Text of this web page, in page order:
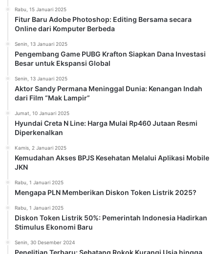
Rabu, 15 Januari 2025
Fitur Baru Adobe Photoshop: Editing Bersama secara
Online dari Komputer Berbeda
Senin, 13 Januari 2025
Pengembang Game PUBG Krafton Siapkan Dana Investasi
Besar untuk Ekspansi Global
Senin, 13 Januari 2025
Aktor Sandy Permana Meninggal Dunia: Kenangan Indah
dari Film “Mak Lampir”
Jumat, 10 Januari 2025
Hyundai Creta N Line: Harga Mulai Rp460 Jutaan Resmi
Diperkenalkan
Kamis, 2 Januari 2025
Kemudahan Akses BPJS Kesehatan Melalui Aplikasi Mobile
JKN
Rabu, 1 Januari 2025
Mengapa PLN Memberikan Diskon Token Listrik 2025?
Rabu, 1 Januari 2025
Diskon Token Listrik 50%: Pemerintah Indonesia Hadirkan
Stimulus Ekonomi Baru
Senin, 30 Desember 2024
Penelitian Terbaru: Sebatang Rokok Kurangi Usia hingga